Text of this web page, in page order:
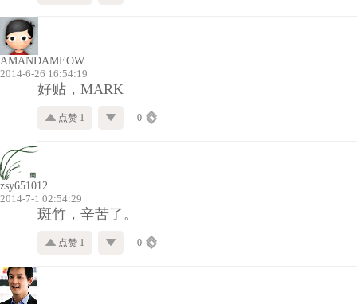
AMANDAMEOW
2014-6-26 16:54:19
好贴，MARK
点赞 1 0
zsy651012
2014-7-1 02:54:29
斑竹，辛苦了。
点赞 1 0